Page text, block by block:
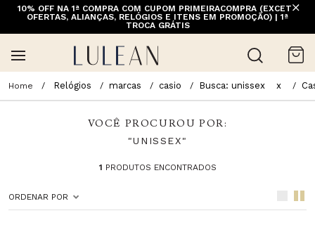
10% OFF NA 1ª COMPRA COM CUPOM PRIMEIRACOMPRA (EXCETO
OFERTAS, ALIANÇAS, RELÓGIOS E ITENS EM PROMOÇÃO) | 1ª
TROCA GRÁTIS
Relógios marcas casio Busca: unissex x
VOCÊ PROCUROU POR:
"UNISSEX"
1 PRODUTOS ENCONTRADOS
ORDENAR POR